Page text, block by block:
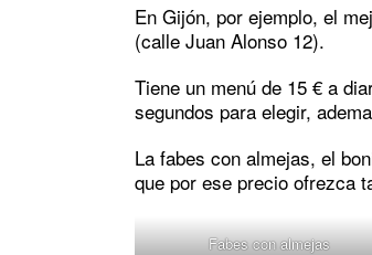
En Gijón, por ejemplo, el
(calle Juan Alonso 12).
Tiene un menú de 15 € a
segundos para elegir,
La fabes con almejas, el
que por ese precio ofrezca
Fabes con almejas